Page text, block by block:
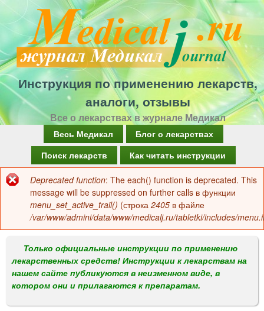
Перейти
к
основному
содержанию
Инструкция по применению лекарств,
аналоги, отзывы
Все о лекарствах в журнале Медикал
а
в
о
м
е
н
Весь Медикал
Блог о лекарствах
Поиск лекарств
Как читать инструкции
Сообщение
об
ошибке
Deprecated function: The each() function is deprecated. This
message will be suppressed on further calls в функции
menu_set_active_trail() (строка 2405 в файле
/var/www/admini/data/www/medicalj.ru/tabletki/includes/
Только официальные инструкции по применению
лекарственных средств! Инструкции к лекарствам на
нашем сайте публикуются в неизменном виде, в
котором они и прилагаются к препаратам.